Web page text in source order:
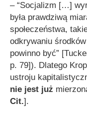
– “Socjalizm […]
była prawdziwą
społeczeństwa,
odkrywaniu
powinno być”
p. 79]). Dlatego
ustroju
nie jest już
Cit.].